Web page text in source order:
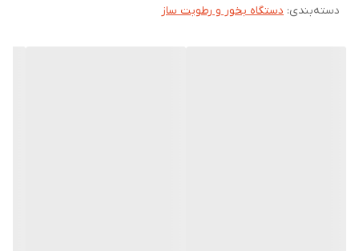
مستقیم و کابل اندروید داخل جعبه تغذیه می شود. جنس این رطوبت
دسته‌بندی: دستگاه بخور و رطوبت ساز